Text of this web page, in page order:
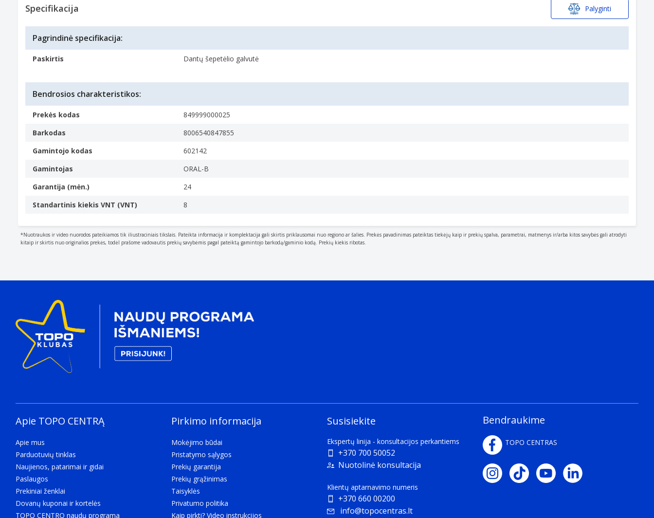
Specifikacija Palyginti
Pagrindinė specifikacija:
Paskirtis Dantų šepetėlio galvutė
Bendrosios charakteristikos:
Prekės kodas
849999000025
Barkodas
8006540847855
Gamintojo kodas
602142
Gamintojas
ORAL-B
Garantija (mėn.)
24
Standartinis kiekis VNT (VNT)
8
*Nuotraukos ir video nuorodos pateikiamos tik iliustraciniais tikslais. Pateikta informacija ir komplektacija gali skirtis priklausomai nuo regiono ar šalies. Prekės pavadinimas pateiktas tiekėjų kaip ir prekių spalva, parametrai, matmenys ir/arba kitos savybės gali atrodyti
kitaip ir skirtis nuo originalios prekės, todėl prašome vadovautis prekių savybėmis pagal pateiktą gamintojo barkodą/gaminio kodą. Prekių kiekis ribotas.
Apie TOPO CENTRĄ
Apie mus
Parduotuvių tinklas
Naujienos, patarimai ir gidai
Paslaugos
Prekiniai ženklai
Dovanų kuponai ir kortelės
TOPO CENTRO naudų programa
Pirkimo informacija
Mokėjimo būdai
Pristatymo sąlygos
Prekių garantija
Prekių grąžinimas
Taisyklės
Privatumo politika
Kaip pirkti? Video instrukcijos
Susisiekite
Ekspertų linija - konsultacijos perkantiems
+370 700 50052
Nuotolinė konsultacija
Klientų aptarnavimo numeris
+370 660 00200
info@topocentras.lt
Bendraukime
TOPO CENTRAS